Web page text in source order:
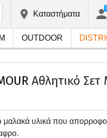
Kαταστήματα
0
OUTDOOR
Αθλητικό Σετ
μαλακά υλικά που